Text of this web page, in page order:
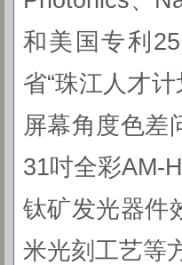
和美国专利
省“珠江人才
屏幕角度色差
31吋全彩AM-
钛矿发光器件
米光刻工艺等